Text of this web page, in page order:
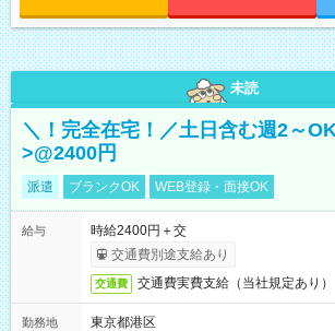
未読
＼！完全在宅！／土日含む週2～
>@2400円
派遣 ブランクOK WEB登録・面接OK
給与
時給2400円＋交
交通費別途支給あり
交通費 交通費実費支給（当社規定あり）
勤務地
東京都港区